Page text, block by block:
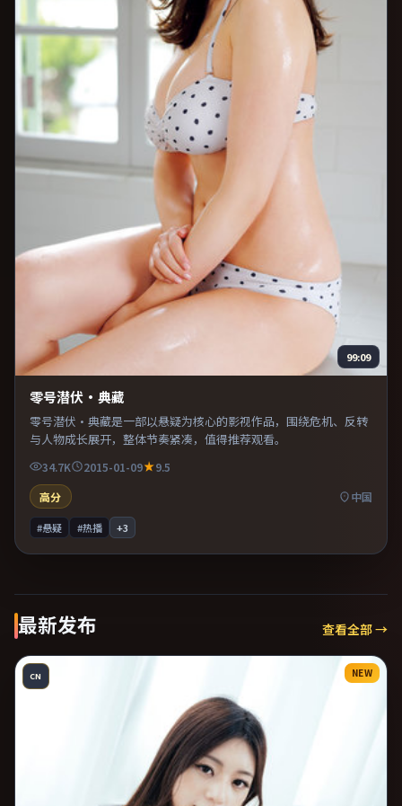
99:09
零号潜伏·典藏
零号潜伏·典藏是一部以悬疑为核心的影视作品，围绕危机、反转
与人物成长展开，整体节奏紧凑，值得推荐观看。
34.7K 2015-01-09
9.5
高分
中国
#悬疑 #热播 +3
最新发布 查看全部 →
CN NEW